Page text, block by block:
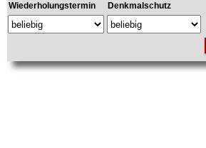
Wiederholungstermin Denkmalschutz